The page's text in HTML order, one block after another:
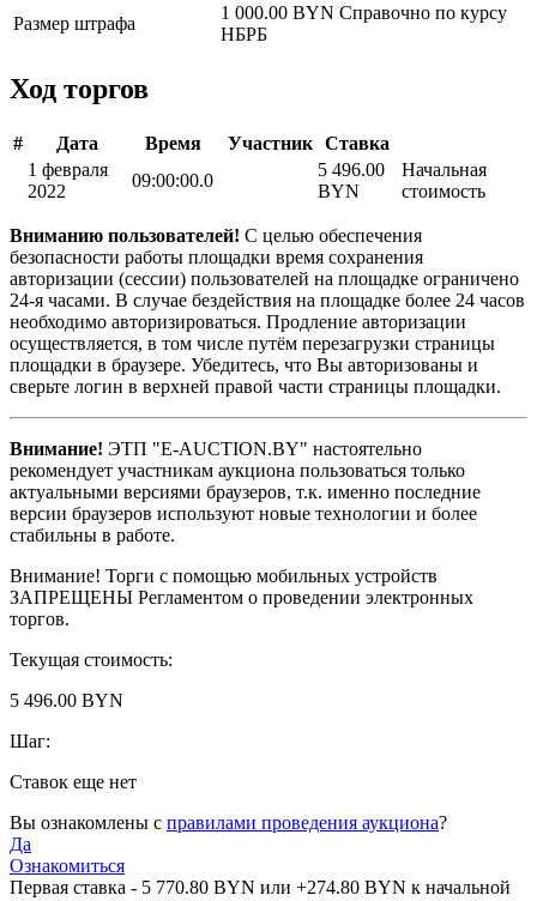
Размер штрафа
1 000.00 BYN Справочно по курсу
НБРБ
Ход торгов
# Дата Время Участник Ставка
1 февраля
2022
09:00:00.0
5 496.00
BYN
Начальная
стоимость
Вниманию пользователей! С целью обеспечения
безопасности работы площадки время сохранения
авторизации (сессии) пользователей на площадке ограничено
24-я часами. В случае бездействия на площадке более 24 часов
необходимо авторизироваться. Продление авторизации
осуществляется, в том числе путём перезагрузки страницы
площадки в браузере. Убедитесь, что Вы авторизованы и
сверьте логин в верхней правой части страницы площадки.
Внимание! ЭТП "E-AUCTION.BY" настоятельно
рекомендует участникам аукциона пользоваться только
актуальными версиями браузеров, т.к. именно последние
версии браузеров используют новые технологии и более
стабильны в работе.
Внимание! Торги с помощью мобильных устройств
ЗАПРЕЩЕНЫ Регламентом о проведении электронных
торгов.
Текущая стоимость:
5 496.00 BYN
Шаг:
Ставок еще нет
Вы ознакомлены с правилами проведения аукциона?
Да
Ознакомиться
Первая ставка - 5 770.80 BYN или +274.80 BYN к начальной